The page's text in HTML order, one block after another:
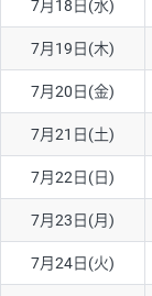
ソ/円は10万通貨単位。
7月18日(水)
7月19日(木)
7月20日(金)
7月21日(土)
7月22日(日)
7月23日(月)
7月24日(火)